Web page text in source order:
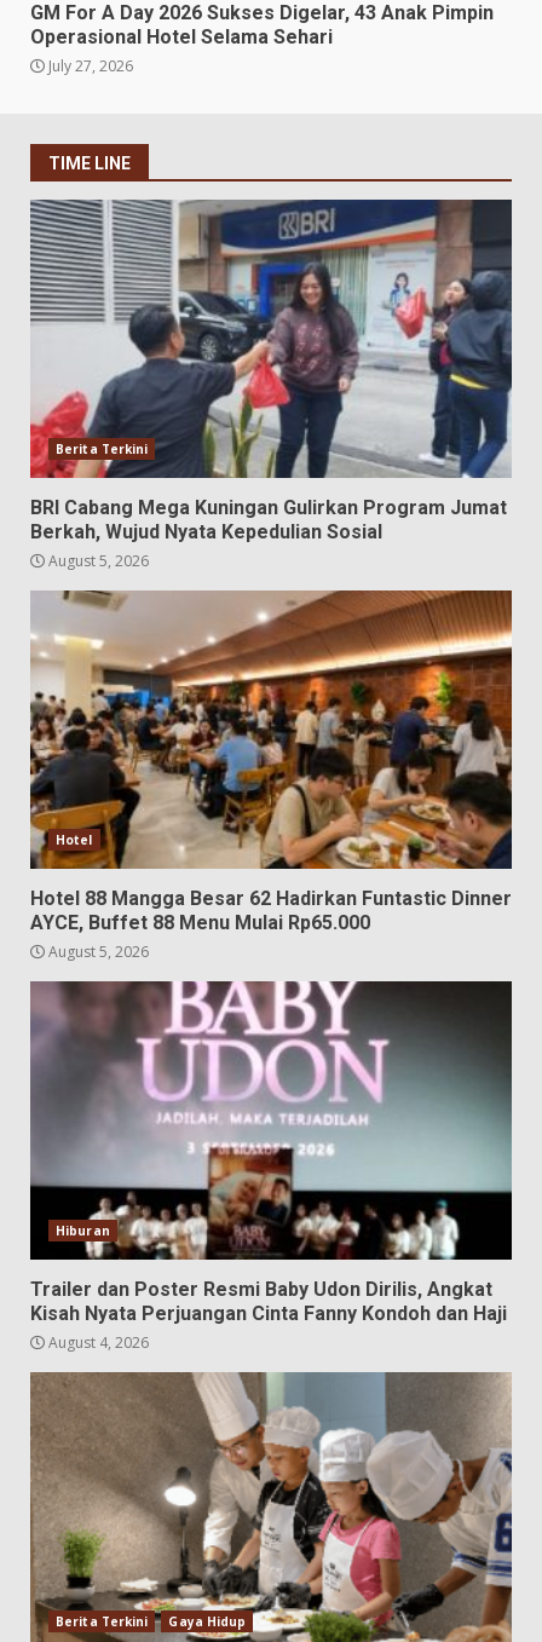
GM For A Day 2026 Sukses Digelar, 43 Anak Pimpin
Operasional Hotel Selama Sehari
July 27, 2026
TIME LINE
Berita Terkini
BRI Cabang Mega Kuningan Gulirkan Program Jumat
Berkah, Wujud Nyata Kepedulian Sosial
August 5, 2026
Hotel
Hotel 88 Mangga Besar 62 Hadirkan Funtastic Dinner
AYCE, Buffet 88 Menu Mulai Rp65.000
August 5, 2026
Hiburan
Trailer dan Poster Resmi Baby Udon Dirilis, Angkat
Kisah Nyata Perjuangan Cinta Fanny Kondoh dan Haji
August 4, 2026
Berita Terkini Gaya Hidup